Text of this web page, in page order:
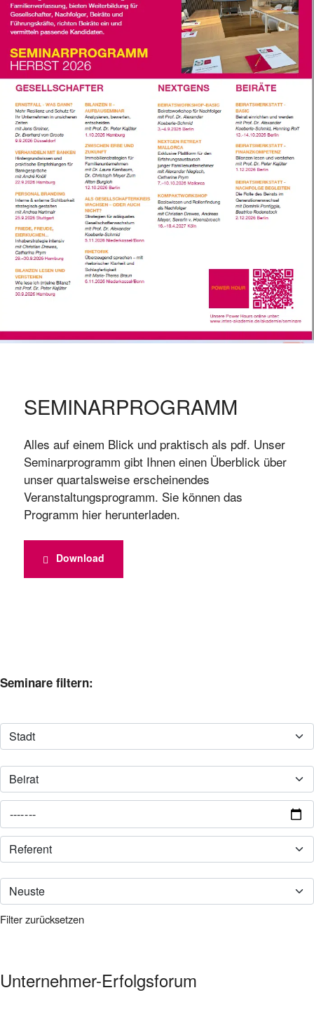
SEMINARPROGRAMM
Alles auf einem Blick und praktisch als pdf. Unser
Seminarprogramm gibt Ihnen einen Überblick über
unser quartalsweise erscheinendes
Veranstaltungsprogramm. Sie können das
Programm hier herunterladen.
Download
Seminare filtern:
Filter zurücksetzen
Unternehmer-Erfolgsforum